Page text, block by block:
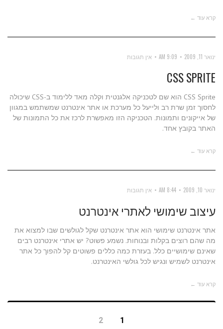
קרא עוד ←
ינואר 11, 2009 9:09 AM אין תגובות
CSS SPRITE
CSS Sprite הוא שם לטכניקה אלגנטית וקלה מאד ללימוד ב-CSS שיכולה
לחסוך זמן שרת רב ולייעל כל מערכת או אתר אינטרנט שמשתמש במגוון
של אייקונים ותמונות. הטכניקה הזו מאפשרת לרכז את כל התמונות של
האתר בקובץ אחד.
קרא עוד ←
ינואר 10, 2009 8:44 AM אין תגובות
עיצוב שימושי לאתרי אינטרנט
אתר אינטרנט שימושי הוא אתר אינטרנט שקל לגולשים שבו למצוא את
מה שהם רוצים בקלות ובנוחות. נשמע פשוט? יש אתרי אינטרנט רבים
שאינם שימושיים כלל. בעזרת כמה כללים פשוטים קל להפוך כל אתר
אינטרנט לשמיש ונגיש לכל גולשי האינטרנט.
קרא עוד ←
1
2